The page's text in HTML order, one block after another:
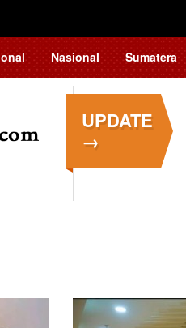
Nasional Sumatera
UPDATE
→